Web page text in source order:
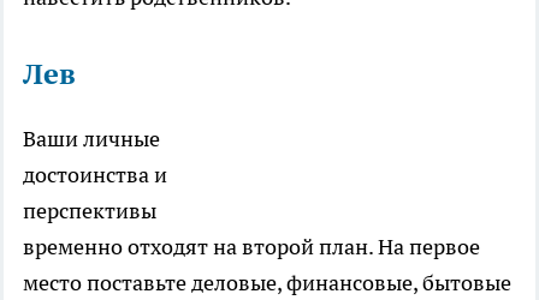
Лев
Ваши личные
достоинства и
перспективы
временно отходят на второй план. На первое
место поставьте деловые, финансовые, бытовые